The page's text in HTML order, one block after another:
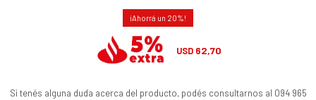
20
USD 62,70
Si tenés alguna duda acerca del producto, podés consultarnos al 094 965